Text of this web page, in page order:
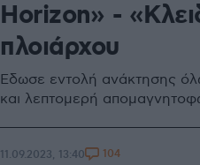
Horizon» -
πλοιάρχου
Εδωσε εντολή ανάκτησης
και λεπτομερή
11.09.2023, 13:40 104